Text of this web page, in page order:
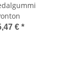
€ *